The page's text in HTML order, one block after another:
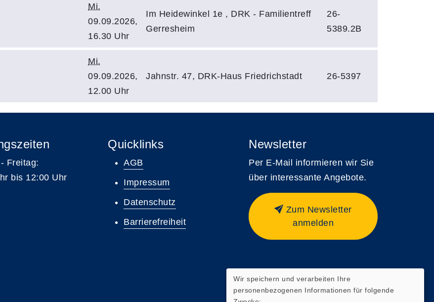
Mi.
09.09.2026,
16.30 Uhr
Im Heidewinkel 1e , DRK - Familientreff
Gerresheim
26-
5389.2B
Mi.
09.09.2026,
12.00 Uhr
Jahnstr. 47, DRK-Haus Friedrichstadt 26-5397
Freitag:
bis 12:00 Uhr
Quicklinks
AGB
Impressum
Datenschutz
Barrierefreiheit
Newsletter
Per E-Mail informieren wir Sie
über interessante Angebote.
Zum Newsletter
anmelden
Wir speichern und verarbeiten Ihre
personenbezogenen Informationen für folgende